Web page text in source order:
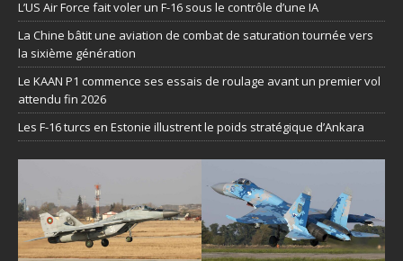
L’US Air Force fait voler un F-16 sous le contrôle d’une IA
La Chine bâtit une aviation de combat de saturation tournée vers
la sixième génération
Le KAAN P1 commence ses essais de roulage avant un premier vol
attendu fin 2026
Les F-16 turcs en Estonie illustrent le poids stratégique d’Ankara